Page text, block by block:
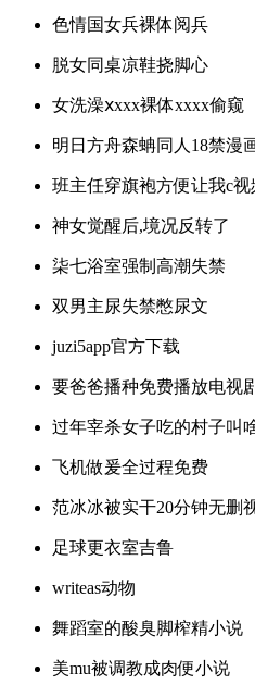
色情国女兵裸体阅兵
脱女同桌凉鞋挠脚心
女洗澡ⅹxxx裸体xxxx偷窥
明日方舟森蚺同人18禁漫
班主任穿旗袍方便让我c视
神女觉醒后,境况反转了
柒七浴室强制高潮失禁
双男主尿失禁憋尿文
juzi5app官方下载
要爸爸播种免费播放电视
过年宰杀女子吃的村子叫
飞机做爰全过程免费
范冰冰被实干20分钟无删
足球更衣室吉鲁
writeas动物
舞蹈室的酸臭脚榨精小说
美mu被调教成肉便小说